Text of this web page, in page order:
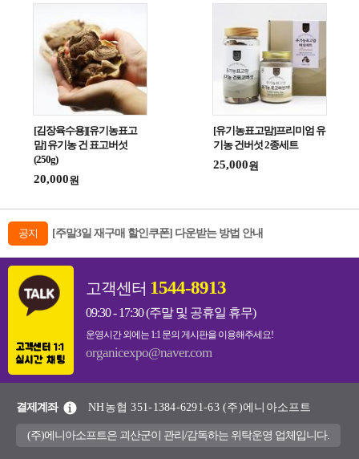
[김장육수용][유기농표고
맘] 유기농 건 표고버섯
(250g)
20,000원
[유기농표고맘]프리미엄 유
기농 건버섯 2종세트
25,000원
공지 [주말3일 재구매 할인쿠폰] 다운받는 방법 안내
고객센터 1:1
실시간 채팅
고객센터 1544-8913
09:30 - 17:30 (주말 및 공휴일 휴무)
운영시간 외에는 1:1 문의 게시판을 이용해주세요!
organicexpo@naver.com
결제계좌 NH농협 351-1384-6291-63 (주)에니아소프트
(주)에니아소프트은 괴산군이 관리/감독하는 위탁운영 업체입니다.